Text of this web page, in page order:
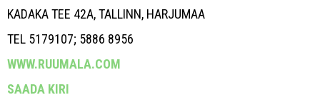
KADAKA TEE 42A, TALLINN, HARJUMAA
TEL 5179107; 5886 8956
WWW.RUUMALA.COM
SAADA KIRI